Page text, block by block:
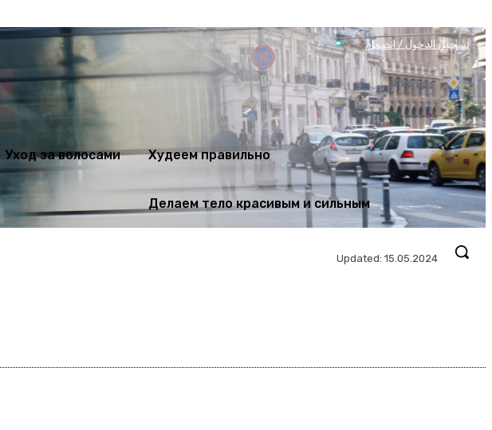
تسجيل الدخول / انضمام
Уход за волосами Худеем правильно
Делаем тело красивым и сильным
Updated: 15.05.2024